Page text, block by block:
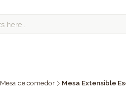
Mesa de comedor Mesa Extensible